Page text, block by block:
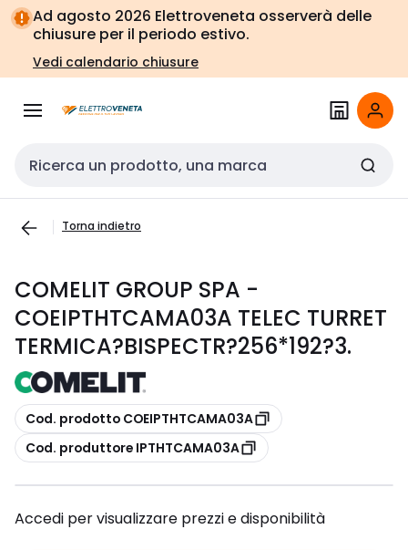
Vai alla
navigazione
Vai
alla
pagina
Ad agosto 2026 Elettroveneta osserverà delle
chiusure per il periodo estivo.
Vedi calendario chiusure
Cerca input
Torna indietro
COMELIT GROUP SPA -
COEIPTHTCAMA03A TELEC TURRET
TERMICA?BISPECTR?256*192?3.
copia
Cod. prodotto COEIPTHTCAMA03A
copia
Cod. produttore IPTHTCAMA03A
Accedi per visualizzare prezzi e disponibilità